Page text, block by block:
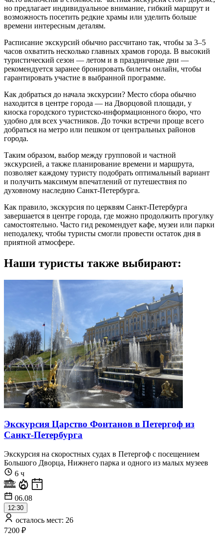
но предлагает индивидуальное внимание, гибкий маршрут и
возможность посетить редкие храмы или уделить больше
времени интересным деталям.
Расписание экскурсий обычно рассчитано так, чтобы за 3–5
часов охватить несколько главных храмов города. В высокий
туристический сезон — летом и в праздничные дни —
рекомендуется заранее бронировать билеты онлайн, чтобы
гарантировать участие в выбранной программе.
Как добраться до начала экскурсии? Место сбора обычно
находится в центре города — на Дворцовой площади, у
киоска городского туристско-информационного бюро, что
удобно для всех участников. До точки встречи проще всего
добраться на метро или пешком от центральных районов
города.
Таким образом, выбор между групповой и частной
экскурсией, а также планирование времени и маршрута,
позволяет каждому туристу подобрать оптимальный вариант
и получить максимум впечатлений от путешествия по
духовному наследию Санкт-Петербурга.
Как правило, экскурсия по церквям Санкт-Петербурга
завершается в центре города, где можно продолжить прогулку
самостоятельно. Часто гид рекомендует кафе, музеи или парки
неподалеку, чтобы туристы смогли провести остаток дня в
приятной атмосфере.
Наши туристы также выбирают:
Экскурсия Царство Фонтанов в Петергоф из
Санкт-Петербурга
Экскурсия на скоростных судах в Петергоф с посещением
Большого Дворца, Нижнего парка и одного из малых музеев
6 ч
06.08
12:30
осталось мест: 26
7200 ₽